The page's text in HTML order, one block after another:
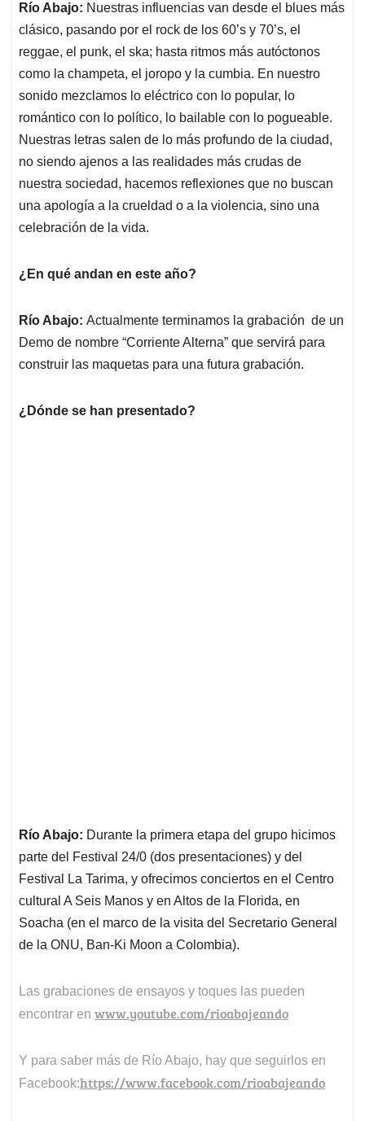
Río Abajo: Nuestras influencias van desde el blues más
clásico, pasando por el rock de los 60’s y 70’s, el
reggae, el punk, el ska; hasta ritmos más autóctonos
como la champeta, el joropo y la cumbia. En nuestro
sonido mezclamos lo eléctrico con lo popular, lo
romántico con lo político, lo bailable con lo pogueable.
Nuestras letras salen de lo más profundo de la ciudad,
no siendo ajenos a las realidades más crudas de
nuestra sociedad, hacemos reflexiones que no buscan
una apología a la crueldad o a la violencia, sino una
celebración de la vida.
¿En qué andan en este año?
Río Abajo: Actualmente terminamos la grabación de un
Demo de nombre “Corriente Alterna” que servirá para
construir las maquetas para una futura grabación.
¿Dónde se han presentado?
Río Abajo: Durante la primera etapa del grupo hicimos
parte del Festival 24/0 (dos presentaciones) y del
Festival La Tarima, y ofrecimos conciertos en el Centro
cultural A Seis Manos y en Altos de la Florida, en
Soacha (en el marco de la visita del Secretario General
de la ONU, Ban-Ki Moon a Colombia).
Las grabaciones de ensayos y toques las pueden
encontrar en www.youtube.com/rioabajeando
Y para saber más de Río Abajo, hay que seguirlos en
Facebook:https://www.facebook.com/rioabajeando